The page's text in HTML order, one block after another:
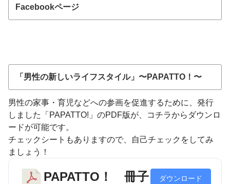
Facebookページ
「男性の新しいライフスタイル」〜PAPATTO！〜
男性の家事・育児などへの参画を促進するために、発行
しました「PAPATTO!」のPDF版が、コチラからダウンロ
ードが可能です。
チェックシートもありますので、自己チェックをしてみ
ましょう！
PAPATTO！ 冊子
ダウンロード